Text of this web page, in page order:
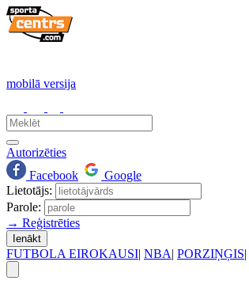
mobilā versija
Autorizēties
Facebook
Google
Lietotājs:
Parole:
→ Reģistrēties
Ienākt
FUTBOLA EIROKAUSI| NBA| PORZIŅĢIS|